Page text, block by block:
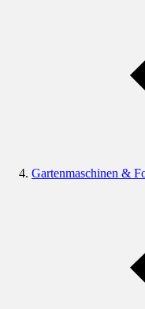
Gartenmaschinen &